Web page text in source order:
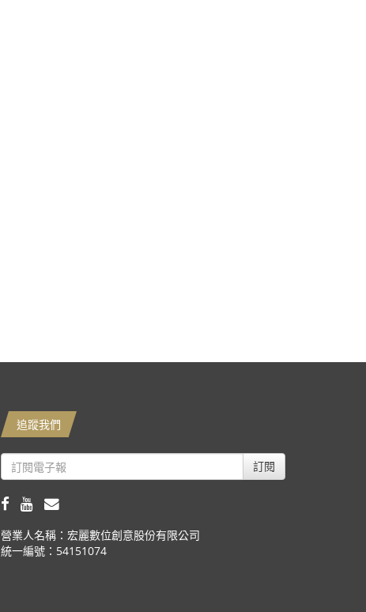
追蹤我們
訂閱
營業人名稱：宏麗數位創意股份有限公司
統一編號：54151074